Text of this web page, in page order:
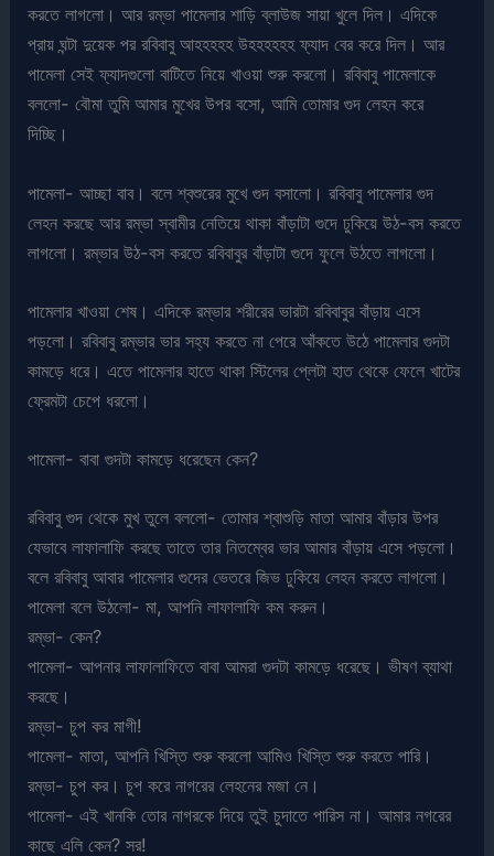
করতে লাগলো। আর রম্ভা পামেলার শাড়ি ব্লাউজ সায়া খুলে দিল। এদিকে
প্রায় ঘন্টা দুয়েক পর রবিবাবু আহহহহহ উহহহহহহ ফ্যাদ বের করে দিল। আর
পামেলা সেই ফ্যাদগুলো বাটিতে নিয়ে খাওয়া শুরু করলো। রবিবাবু পামেলাকে
বললো- বৌমা তুমি আমার মুখের উপর বসো, আমি তোমার গুদ লেহন করে
দিচ্ছি।
পামেলা- আচ্ছা বাব। বলে শ্বশুরের মুখে গুদ বসালো। রবিবাবু পামেলার গুদ
লেহন করছে আর রম্ভা স্বামীর নেতিয়ে থাকা বাঁড়াটা গুদে ঢুকিয়ে উঠ-বস করতে
লাগলো। রম্ভার উঠ-বস করতে রবিবাবুর বাঁড়াটা গুদে ফুলে উঠতে লাগলো।
পামেলার খাওয়া শেষ। এদিকে রম্ভার শরীরের ভারটা রবিবাবুর বাঁড়ায় এসে
পড়লো। রবিবাবু রম্ভার ভার সহ্য করতে না পেরে আঁকতে উঠে পামেলার গুদটা
কামড়ে ধরে। এতে পামেলার হাতে থাকা স্টিলের প্লেটা হাত থেকে ফেলে খাটের
ফ্রেমটা চেপে ধরলো।
পামেলা- বাবা গুদটা কামড়ে ধরেছেন কেন?
রবিবাবু গুদ থেকে মুখ তুলে বললো- তোমার শ্বাশুড়ি মাতা আমার বাঁড়ার উপর
যেভাবে লাফালাফি করছে তাতে তার নিতম্বের ভার আমার বাঁড়ায় এসে পড়লো।
বলে রবিবাবু আবার পামেলার গুদের ভেতরে জিভ ঢুকিয়ে লেহন করতে লাগলো।
পামেলা বলে উঠলো- মা, আপনি লাফালাফি কম করুন।
রম্ভা- কেন?
পামেলা- আপনার লাফালাফিতে বাবা আমরা গুদটা কামড়ে ধরেছে। ভীষণ ব্যাথা
করছে।
রম্ভা- চুপ কর মাগী!
পামেলা- মাতা, আপনি খিস্তি শুরু করলো আমিও খিস্তি শুরু করতে পারি।
রম্ভা- চুপ কর। চুপ করে নাগরের লেহনের মজা নে।
পামেলা- এই খানকি তোর নাগরকে দিয়ে তুই চুদাতে পারিস না। আমার নগরের
কাছে এলি কেন? সর!